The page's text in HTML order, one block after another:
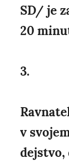
SD/ je
20
3.
v
dejstvo,